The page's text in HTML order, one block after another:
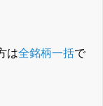
は全銘柄一括で